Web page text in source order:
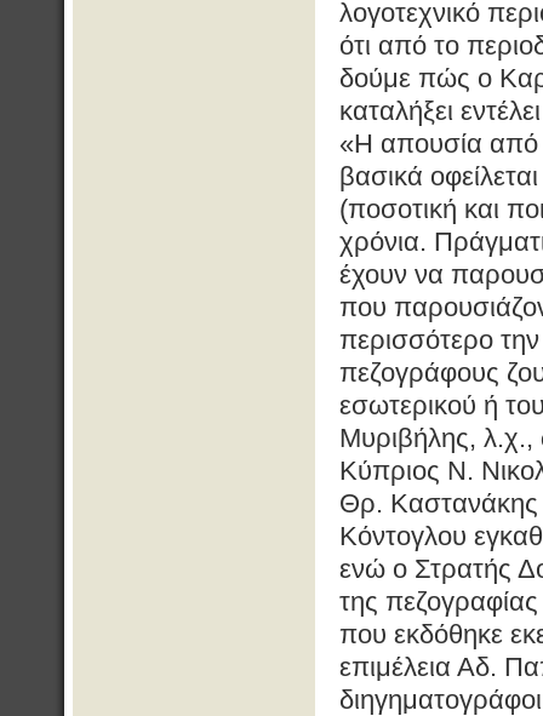
λογοτεχνικό
ότι από το
δούμε πώς ο
καταλήξει
«Η απουσία
βασικά
(ποσοτική και
χρόνια.
έχουν να
που
περισσότερο
πεζογράφους
εσωτερικού ή
Μυριβήλης, λ.χ.,
Κύπριος Ν.
Θρ. Καστανάκης
Κόντογλου
ενώ ο Στρατής
της
που εκδόθηκε
επιμέλεια Αδ.